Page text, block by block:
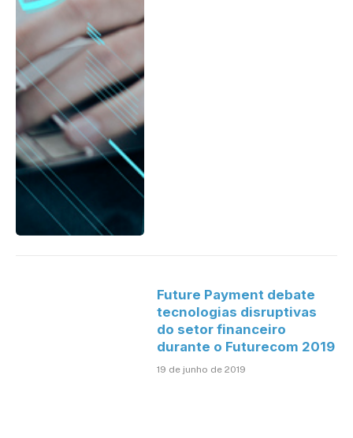
Future Payment debate
tecnologias disruptivas
do setor financeiro
durante o Futurecom 2019
19 de junho de 2019